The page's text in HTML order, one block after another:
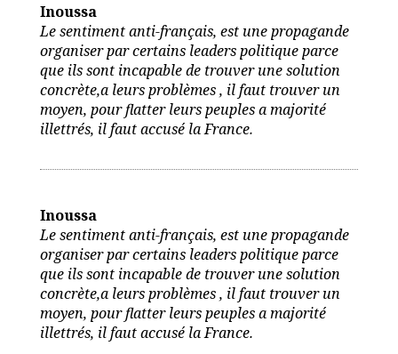
Inoussa
Le sentiment anti-français, est une propagande
organiser par certains leaders politique parce
que ils sont incapable de trouver une solution
concrète,a leurs problèmes , il faut trouver un
moyen, pour flatter leurs peuples a majorité
illettrés, il faut accusé la France.
Inoussa
Le sentiment anti-français, est une propagande
organiser par certains leaders politique parce
que ils sont incapable de trouver une solution
concrète,a leurs problèmes , il faut trouver un
moyen, pour flatter leurs peuples a majorité
illettrés, il faut accusé la France.